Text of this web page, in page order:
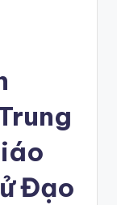
Đạo